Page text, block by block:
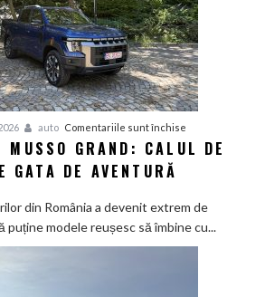
auto Comentariile sunt închise
Review
Grand:
Calul
de
MUSSO GRAND: CALUL DE
GATA DE AVENTURĂ
din România a devenit extrem de
puține modele reușesc să îmbine cu...